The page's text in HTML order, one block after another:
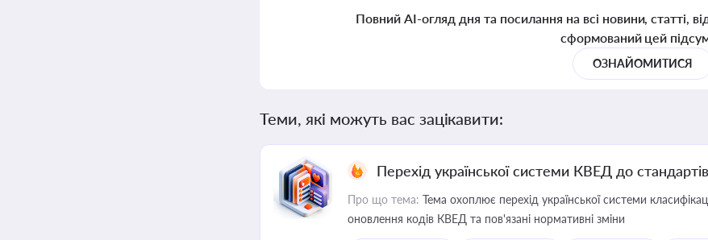
Повний AI-огляд дня та посилання на всі новини, статті,
сформований цей
ОЗНАЙОМИТИСЯ
Теми, які можуть вас зацікавити:
Перехід української системи КВЕД до
Про що тема: Тема охоплює перехід української системи
оновлення кодів КВЕД та пов'язані нормативні зміни